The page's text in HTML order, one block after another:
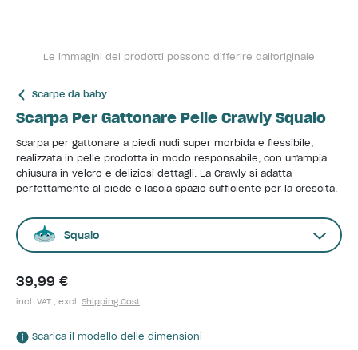
Le immagini dei prodotti possono differire dall'originale
Scarpe da baby
Scarpa Per Gattonare Pelle Crawly Squalo
Scarpa per gattonare a piedi nudi super morbida e flessibile,
realizzata in pelle prodotta in modo responsabile, con un'ampia
chiusura in velcro e deliziosi dettagli. La Crawly si adatta
perfettamente al piede e lascia spazio sufficiente per la crescita.
Squalo
39,99 €
incl. VAT , excl. Shipping Cost
Scarica il modello delle dimensioni